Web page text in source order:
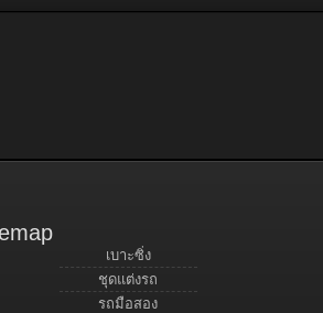
เบาะซิ่ง
ชุดแต่งรถ
รถมือสอง